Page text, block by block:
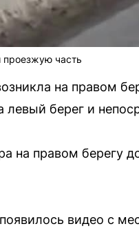
проезжую часть
на правом
левый берег и
на правом берегу
видео с